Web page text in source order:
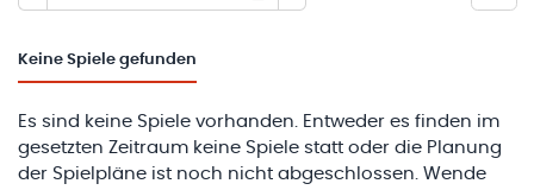
Keine Spiele gefunden
Es sind keine Spiele vorhanden. Entweder es finden im
gesetzten Zeitraum keine Spiele statt oder die Planung
der Spielpläne ist noch nicht abgeschlossen. Wende